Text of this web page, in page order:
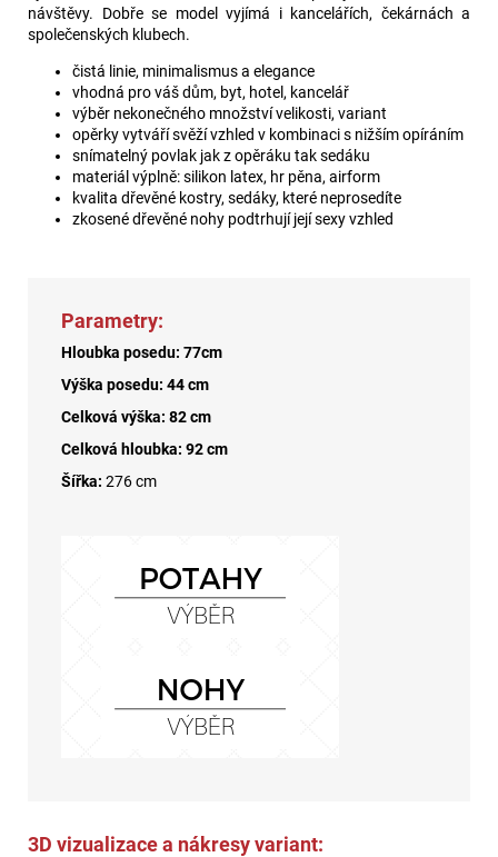
návštěvy. Dobře se model vyjímá i kancelářích, čekárnách a
společenských klubech.
čistá linie, minimalismus a elegance
vhodná pro váš dům, byt, hotel, kancelář
výběr nekonečného množství velikosti, variant
opěrky vytváří svěží vzhled v kombinaci s nižším opíráním
snímatelný povlak jak z opěráku tak sedáku
materiál výplně: silikon latex, hr pěna, airform
kvalita dřevěné kostry, sedáky, které neprosedíte
zkosené dřevěné nohy podtrhují její sexy vzhled
Parametry:
Hloubka posedu: 77cm
Výška posedu: 44 cm
Celková výška: 82 cm
Celková hloubka: 92 cm
Šířka: 276 cm
3D vizualizace a nákresy variant: